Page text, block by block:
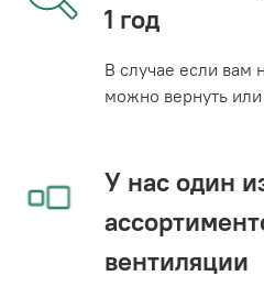
1 год
В случае если вам
можно вернуть
У нас один
вентиляции